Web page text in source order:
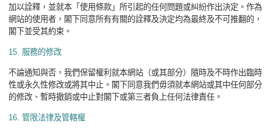
加以詮釋，並就本「使用條款」所引起的任何問題或糾紛作出決定。作為
網站的使用者，閣下同意所有有關的詮釋及決定均為最終及不可推翻的，
閣下並受其約束。
15. 服務的修改
不論通知與否，我們保留權利就本網站（或其部分）隨時及不時作出臨時
性或永久性修改或將其中止。閣下同意我們毋須就本網站或其中任何部分
的修改、暫時撤銷或中止對閣下或第三者負上任何法律責任。
16. 管限法律及管轄權